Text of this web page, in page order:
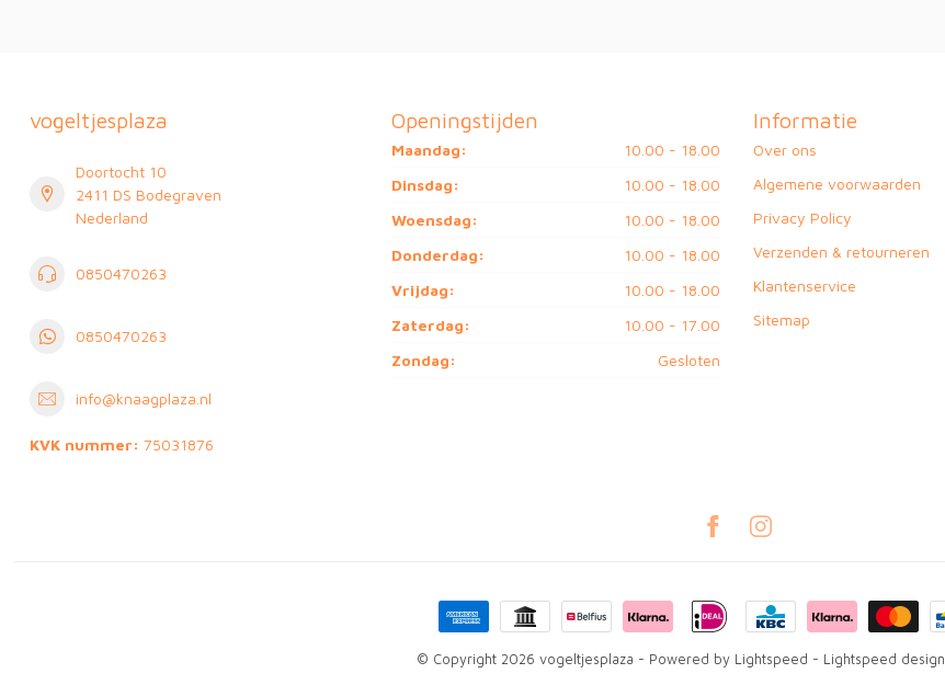
vogeltjesplaza
Doortocht 10
2411 DS Bodegraven
Nederland
0850470263
0850470263
info@knaagplaza.nl
KVK nummer: 75031876
Openingstijden
Maandag:
10.00 - 18.00
Dinsdag:
10.00 - 18.00
Woensdag:
10.00 - 18.00
Donderdag:
10.00 - 18.00
Vrijdag:
10.00 - 18.00
Zaterdag:
10.00 - 17.00
Zondag:
Gesloten
Informatie
Over ons
Algemene voorwaarden
Privacy Policy
Verzenden & retourneren
Klantenservice
Sitemap
© Copyright 2026 vogeltjesplaza - Powered by Lightspeed - Lightspeed design